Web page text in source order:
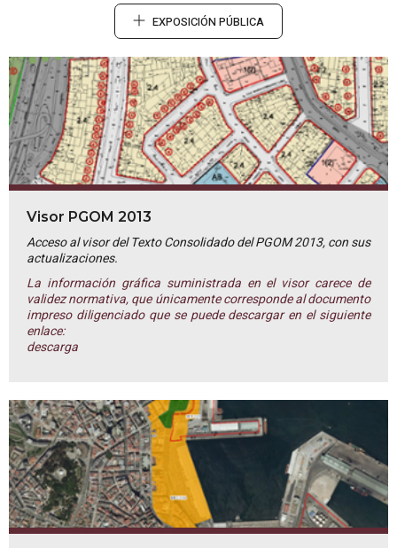
EXPOSICIÓN PÚBLICA
Visor PGOM 2013
Acceso al visor del Texto Consolidado del PGOM 2013, con sus
actualizaciones.
La información gráfica suministrada en el visor carece de
validez normativa, que únicamente corresponde al documento
impreso diligenciado que se puede descargar en el siguiente
enlace:
descarga